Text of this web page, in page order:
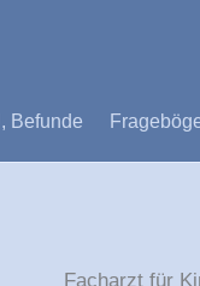
Befunde
Facharzt für